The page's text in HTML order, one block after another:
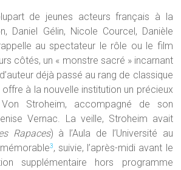
de jeunes acteurs français à la
Daniel Gélin, Nicole Courcel, Danièle
au spectateur le rôle ou le film
côtés, un « monstre sacré » incarnant
déjà passé au rang de classique
à la nouvelle institution un précieux
Stroheim, accompagné de son
Vernac. La veille, Stroheim avait
Rapaces) à l’Aula de l’Université au
3, suivie, l’après-midi avant le
supplémentaire hors programme